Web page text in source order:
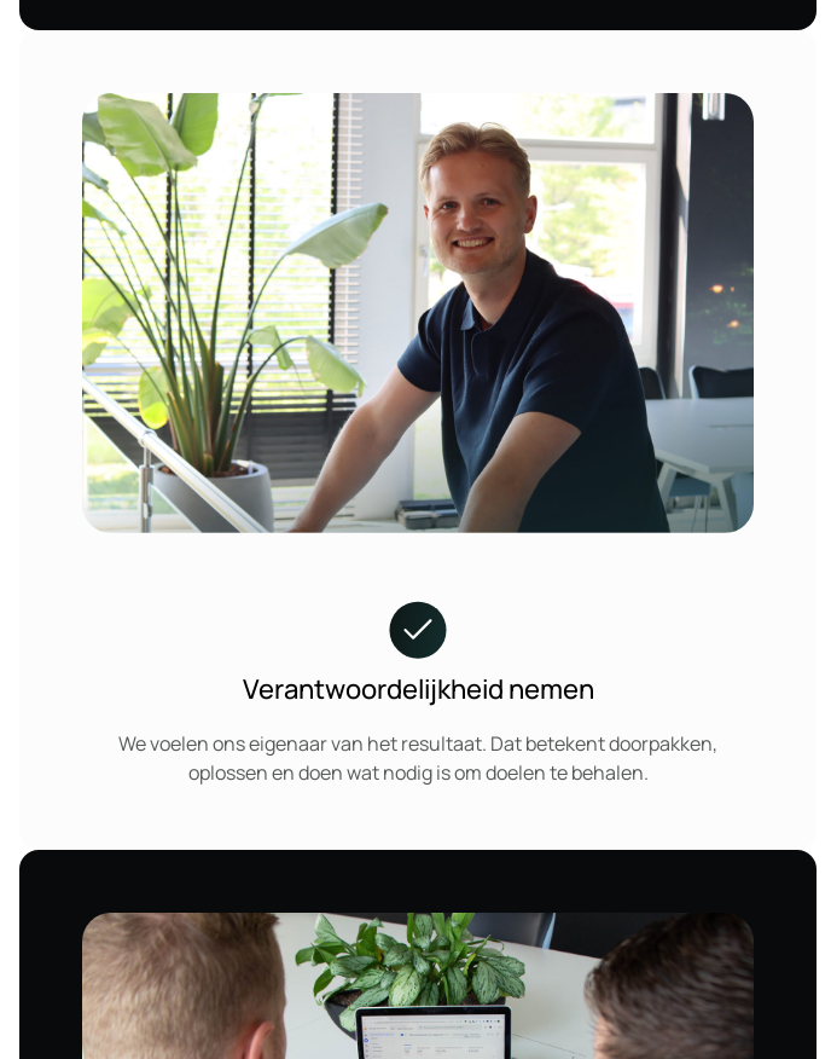
Verantwoordelijkheid nemen
We voelen ons eigenaar van het resultaat. Dat betekent doorpakken,
oplossen en doen wat nodig is om doelen te behalen.